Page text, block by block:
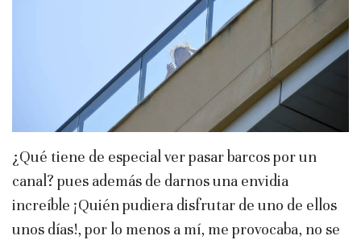
¿Qué tiene de especial ver pasar barcos por un
canal? pues además de darnos una envidia
increíble ¡Quién pudiera disfrutar de uno de ellos
unos días!, por lo menos a mí, me provocaba, no se